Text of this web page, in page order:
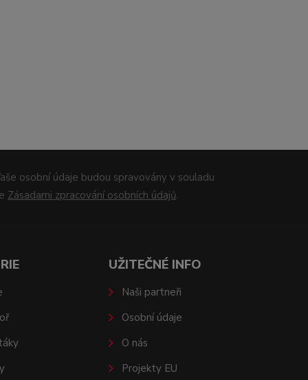
osobní údaje budou spravovány v souladu
Zásadami zpracování osobních údajů.
UŽITEČNÉ INFO
Naši partneři
Osobní údaje
O nás
Projekty EU